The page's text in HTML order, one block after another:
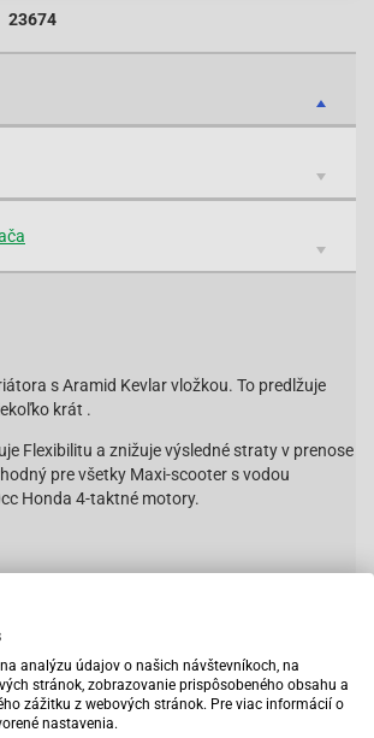
23674
s Aramid Kevlar vložkou. To predlžuje
krát .
Flexibilitu a znižuje výsledné straty v prenose
pre všetky Maxi-scooter s vodou
Honda 4-taktné motory.
125
2002-2010
125
analýzu údajov o našich návštevníkoch, na
stránok, zobrazovanie prispôsobeného obsahu a
zážitku z webových stránok. Pre viac informácií o
nastavenia.